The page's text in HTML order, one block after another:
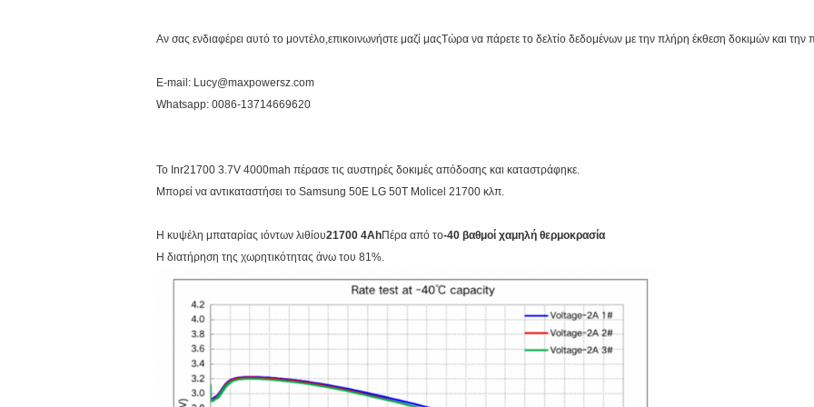
Αν σας ενδιαφέρει αυτό το μοντέλο,επικοινωνήστε μαζί μαςΤώρα να πάρετε το δελτίο δεδομένων με την πλήρη έκθεση δοκιμών και
Ε-mail: Lucy@maxpowersz.com
Whatsapp: 0086-13714669620
Το Inr21700 3.7V 4000mah πέρασε τις αυστηρές δοκιμές απόδοσης και καταστράφηκε.
Μπορεί να αντικαταστήσει το Samsung 50E LG 50T Molicel 21700 κλπ.
Η κυψέλη μπαταρίας ιόντων λιθίου21700 4AhΠέρα από το-40 βαθμοί χαμηλή θερμοκρασία
Η διατήρηση της χωρητικότητας άνω του 81%.